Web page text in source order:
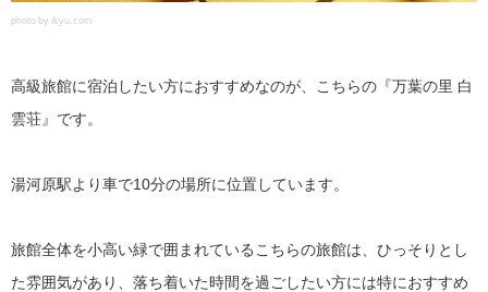
photo by ikyu.com
高級旅館に宿泊したい方におすすめなのが、こちらの『万葉の里 白
雲荘』です。
湯河原駅より車で10分の場所に位置しています。
旅館全体を小高い緑で囲まれているこちらの旅館は、ひっそりとし
た雰囲気があり、落ち着いた時間を過ごしたい方には特におすすめ